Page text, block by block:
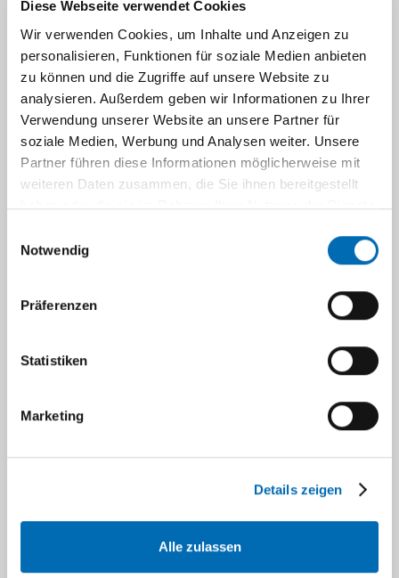
Diese Webseite verwendet Cookies
Wir verwenden Cookies, um Inhalte und Anzeigen zu
personalisieren, Funktionen für soziale Medien anbieten
zu können und die Zugriffe auf unsere Website zu
analysieren. Außerdem geben wir Informationen zu Ihrer
Verwendung unserer Website an unsere Partner für
soziale Medien, Werbung und Analysen weiter. Unsere
Partner führen diese Informationen möglicherweise mit
weiteren Daten zusammen, die Sie ihnen bereitgestellt
haben oder die sie im Rahmen Ihrer Nutzung der Dienste
Notwendig
Präferenzen
Statistiken
Marketing
Details zeigen
Alle zulassen
242_Plasmaproteine_-_Cystatin_C.pdf
243_Gammopathien.pdf
251_Autoimmunerkrankungen_-
_Kollagenosen.pdf
253_Autoimmunerkrankungen_-
_Hepatopathien.pdf
255_Autoimmunerkrankungen_-
257_Autoimmunerkrankungen_-_Vaskulitis-
_Glutensensitive_Enteropathie.pdf
_Rheumatoide_Arthritis.pdf
281_Haemostaseologie_-_NM_Heparin.pdf